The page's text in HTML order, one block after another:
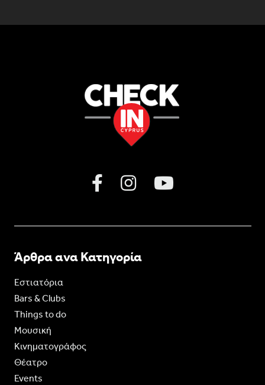
Άρθρα ανα Κατηγορία
Εστιατόρια
Bars & Clubs
Things to do
Moυσική
Κινηματογράφος
Θέατρο
Events